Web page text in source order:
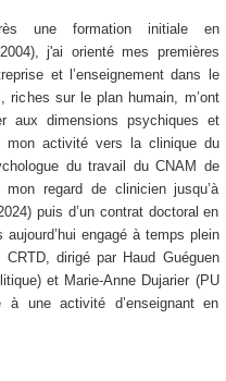
une formation initiale en
j'ai orienté mes premières
et l’enseignement dans le
riches sur le plan humain, m’ont
aux dimensions psychiques et
mon activité vers la clinique du
du travail du CNAM de
regard de clinicien jusqu’à
puis d’un contrat doctoral en
engagé à temps plein
dirigé par Haud Guéguen
et Marie-Anne Dujarier (PU
à une activité d’enseignant en